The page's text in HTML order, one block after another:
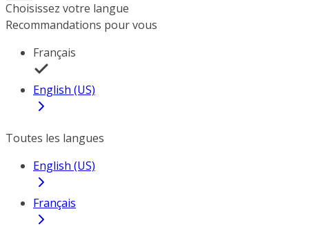
Choisissez votre langue
Recommandations pour vous
Français
English (US)
Toutes les langues
English (US)
Français